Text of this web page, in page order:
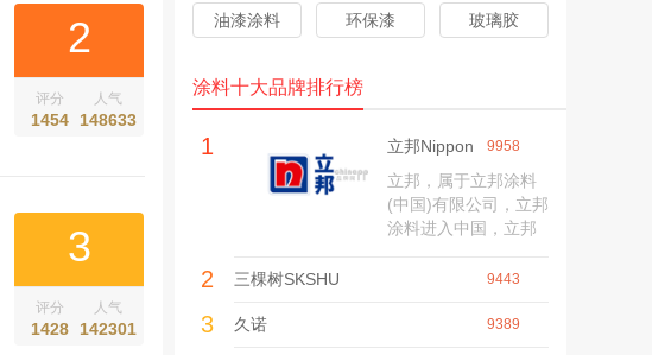
2
评分
1454
人气
148633
3
评分
1428
人气
142301
油漆涂料 环保漆 玻璃胶
涂料十大品牌排行榜
1 9958
立邦Nippon
立邦，属于立邦涂料
(中国)有限公司，立邦
涂料进入中国，立邦
的产品，作为亚太地
邦始终以开发绿色产
2 9443
三棵树SKSHU
3 9389
久诺